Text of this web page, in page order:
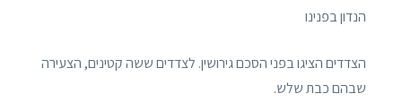
הנדון בפנינו
הצדדים הציגו בפני הסכם גירושין. לצדדים ששה קטינים, הצעירה
שבהם כבת שלש.